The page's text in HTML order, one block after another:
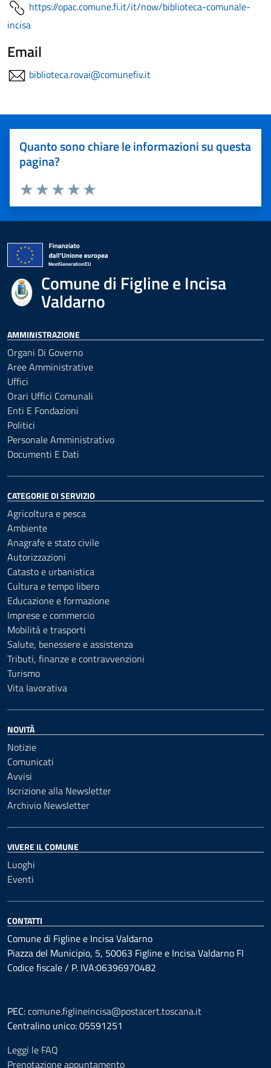
https://opac.comune.fi.it/it/now/biblioteca-comunale-
incisa
Email
biblioteca.rovai@comunefiv.it
Quanto sono chiare le informazioni su questa
pagina?
Valuta 5 stelle su 5
Valuta 4 stelle su 5
Valuta 3 stelle su 5
Valuta 2 stelle su 5
Valuta 1 stelle su 5
Comune di Figline e Incisa
Valdarno
AMMINISTRAZIONE
Organi Di Governo
Aree Amministrative
Uffici
Orari Uffici Comunali
Enti E Fondazioni
Politici
Personale Amministrativo
Documenti E Dati
CATEGORIE DI SERVIZIO
Agricoltura e pesca
Ambiente
Anagrafe e stato civile
Autorizzazioni
Catasto e urbanistica
Cultura e tempo libero
Educazione e formazione
Imprese e commercio
Mobilità e trasporti
Salute, benessere e assistenza
Tributi, finanze e contravvenzioni
Turismo
Vita lavorativa
NOVITÀ
Notizie
Comunicati
Avvisi
Iscrizione alla Newsletter
Archivio Newsletter
VIVERE IL COMUNE
Luoghi
Eventi
CONTATTI
Comune di Figline e Incisa Valdarno
Piazza del Municipio, 5, 50063 Figline e Incisa Valdarno FI
Codice fiscale / P. IVA:06396970482
PEC:comune.figlineincisa@postacert.toscana.it
Centralino unico: 05591251
Leggi le FAQ
Prenotazione appuntamento